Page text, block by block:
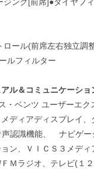
ロール(前席左右独立調
ルフィルター
ル＆コミュニケーショ
・ベンツ ユーザーエク
ディアディスプレイ
認識機能、 ナビゲー
ン、ＶＩＣＳ３メデ
Ｍラジオ、テレビ(１